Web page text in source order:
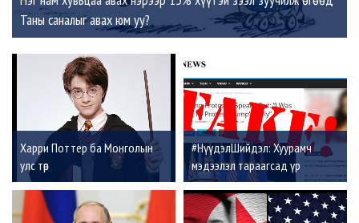
Таны саналыг авах юм уу?
Харри Поттер ба Монголын
улс төр
#НүүдэлШийдэл: Хуурамч
мэдээлэл тараагсад үр
дагаврыг нь бусдад тохдог